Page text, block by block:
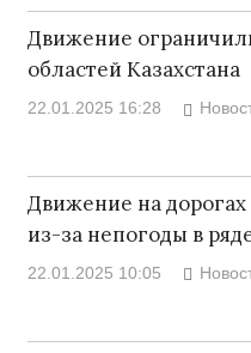
Движение
областей Казахстана
22.01.2025 16:28
Движение на
из-за непогоды в
22.01.2025 10:05